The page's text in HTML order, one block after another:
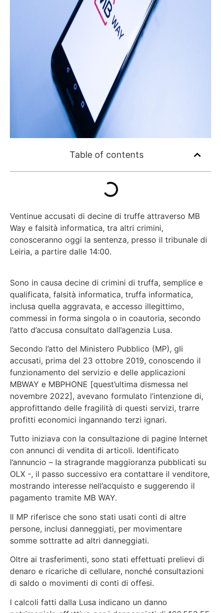
Table of contents
Ventinue accusati di decine di truffe attraverso MB
Way e falsità informatica, tra altri crimini,
conosceranno oggi la sentenza, presso il tribunale di
Leiria, a partire dalle 14:00.
Sono in causa decine di crimini di truffa, semplice e
qualificata, falsità informatica, truffa informatica,
inclusa quella aggravata, e accesso illegittimo,
commessi in forma singola o in coautoria, secondo
l’atto d’accusa consultato dall’agenzia Lusa.
Secondo l’atto del Ministero Pubblico (MP), gli
accusati, prima del 23 ottobre 2019, conoscendo il
funzionamento del servizio e delle applicazioni
MBWAY e MBPHONE [quest’ultima dismessa nel
novembre 2022], avevano formulato l’intenzione di,
approfittando delle fragilità di questi servizi, trarre
profitti economici ingannando terzi ignari.
Tutto iniziava con la consultazione di pagine Internet
con annunci di vendita di articoli. Identificato
l’annuncio – la stragrande maggioranza pubblicati su
OLX -, il passo successivo era contattare il venditore,
mostrando interesse nell’acquisto e suggerendo il
pagamento tramite MB WAY.
Il MP riferisce che sono stati usati conti di altre
persone, inclusi danneggiati, per movimentare
somme sottratte ad altri danneggiati.
Oltre ai trasferimenti, sono stati effettuati prelievi di
denaro e ricariche di cellulare, nonché consultazioni
di saldo o movimenti di conti di offesi.
I calcoli fatti dalla Lusa indicano un danno